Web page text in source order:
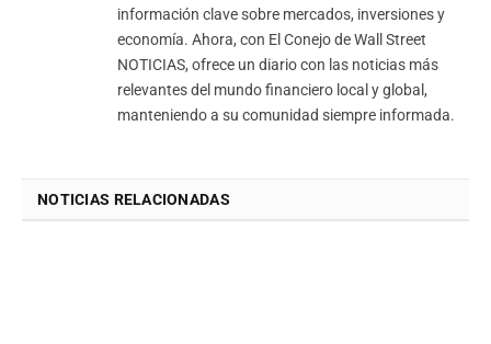
información clave sobre mercados, inversiones y
economía. Ahora, con El Conejo de Wall Street
NOTICIAS, ofrece un diario con las noticias más
relevantes del mundo financiero local y global,
manteniendo a su comunidad siempre informada.
NOTICIAS RELACIONADAS